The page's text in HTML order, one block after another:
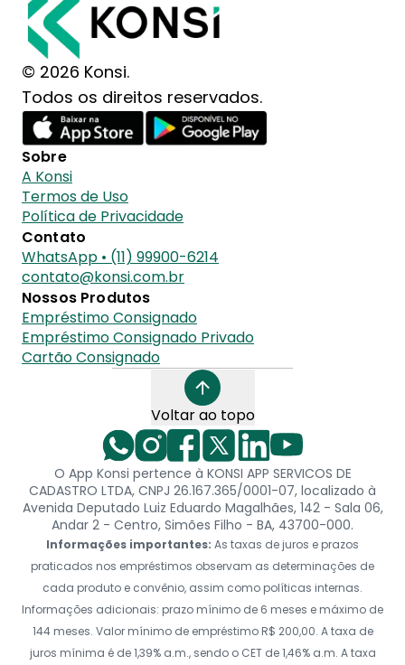
© 2026 Konsi.
Todos os direitos reservados.
Sobre
A Konsi
Termos de Uso
Política de Privacidade
Contato
WhatsApp • (11) 99900-6214
contato@konsi.com.br
Nossos Produtos
Empréstimo Consignado
Empréstimo Consignado Privado
Cartão Consignado
Voltar ao topo
O App Konsi pertence à KONSI APP SERVICOS DE
CADASTRO LTDA, CNPJ 26.167.365/0001-07, localizado à
Avenida Deputado Luiz Eduardo Magalhães, 142 - Sala 06,
Andar 2 - Centro, Simões Filho - BA, 43700-000.
Informações importantes: As taxas de juros e prazos
praticados nos empréstimos observam as determinações de
cada produto e convênio, assim como políticas internas.
Informações adicionais: prazo mínimo de 6 meses e máximo de
144 meses. Valor mínimo de empréstimo R$ 200,00. A taxa de
juros mínima é de 1,39% a.m., sendo o CET de 1,46% a.m. A taxa